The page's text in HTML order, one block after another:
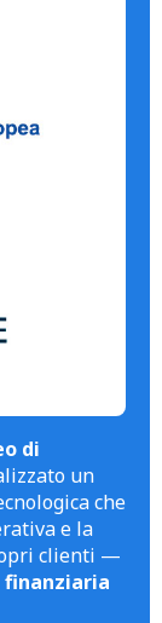
di
un
che
e la
clienti —